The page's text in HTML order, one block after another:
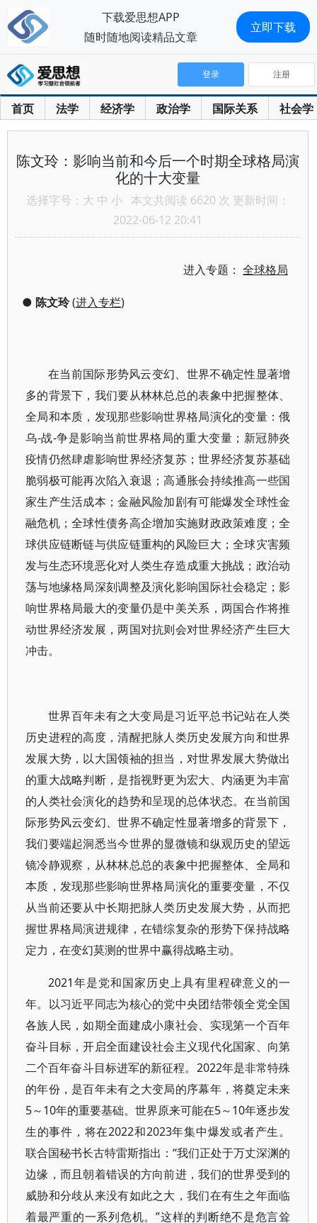
首页 法学 经济学 政治学 国际关系 社会学
登录 注册
陈文玲：影响当前和今后一个时期全球格局演
化的十大变量
选择字号： 大 中 小 本文共阅读 6620 次 更新时间：
2022-06-12 20:41
进入专题：全球格局
● 陈文玲(进入专栏)
在当前国际形势风云变幻、世界不确定性显著增
多的背景下，我们要从林林总总的表象中把握整体、
全局和本质，发现那些影响世界格局演化的变量：俄
乌-战-争是影响当前世界格局的重大变量；新冠肺炎
疫情仍然肆虐影响世界经济复苏；世界经济复苏基础
脆弱极可能再次陷入衰退；高通胀会持续推高一些国
家生产生活成本；金融风险加剧有可能爆发全球性金
融危机；全球性债务高企增加实施财政政策难度；全
球供应链断链与供应链重构的风险巨大；全球灾害频
发与生态环境恶化对人类生存造成重大挑战；政治动
荡与地缘格局深刻调整及演化影响国际社会稳定；影
响世界格局最大的变量仍是中美关系，两国合作将推
动世界经济发展，两国对抗则会对世界经济产生巨大
冲击。
世界百年未有之大变局是习近平总书记站在人类
历史进程的高度，清醒把脉人类历史发展方向和世界
发展大势，以大国领袖的担当，对世界发展大势做出
的重大战略判断，是指视野更为宏大、内涵更为丰富
的人类社会演化的趋势和呈现的总体状态。在当前国
际形势风云变幻、世界不确定性显著增多的背景下，
我们要端起洞悉当今世界的显微镜和纵观历史的望远
镜冷静观察，从林林总总的表象中把握整体、全局和
本质，发现那些影响世界格局演化的重要变量，不仅
从当前还要从中长期把脉人类历史发展大势，从而把
握世界格局演进规律，在错综复杂的形势下保持战略
定力，在变幻莫测的世界中赢得战略主动。
2021年是党和国家历史上具有里程碑意义的一
年。以习近平同志为核心的党中央团结带领全党全国
各族人民，如期全面建成小康社会、实现第一个百年
奋斗目标，开启全面建设社会主义现代化国家、向第
二个百年奋斗目标进军的新征程。2022年是非常特殊
的年份，是百年未有之大变局的序幕年，将奠定未来
5～10年的重要基础。世界原来可能在5～10年逐步发
生的事件，将在2022和2023年集中爆发或者产生。
联合国秘书长古特雷斯指出：“我们正处于万丈深渊的
边缘，而且朝着错误的方向前进，我们的世界受到的
威胁和分歧从来没有如此之大，我们在有生之年面临
着最严重的一系列危机。”这样的判断绝不是危言耸
下载爱思想APP
随时随地阅读精品文章
立即下载